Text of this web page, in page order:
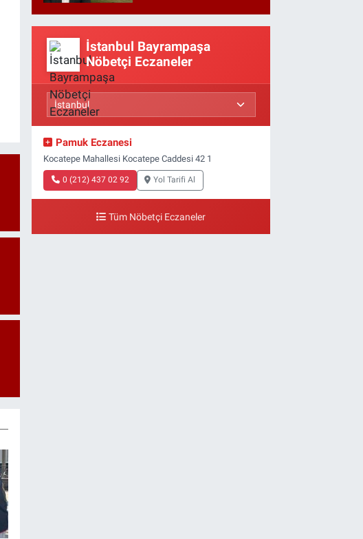
İstanbul Bayrampaşa
Nöbetçi Eczaneler
Pamuk Eczanesi
Kocatepe Mahallesi Kocatepe Caddesi 42 1
0 (212) 437 02 92 Yol Tarifi Al
Tüm Nöbetçi Eczaneler